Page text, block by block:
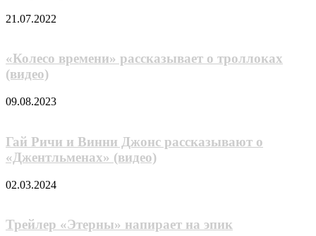
21.07.2022
«Колесо времени» рассказывает о троллоках
(видео)
09.08.2023
Гай Ричи и Винни Джонс рассказывают о
«Джентльменах» (видео)
02.03.2024
Трейлер «Этерны» напирает на эпик